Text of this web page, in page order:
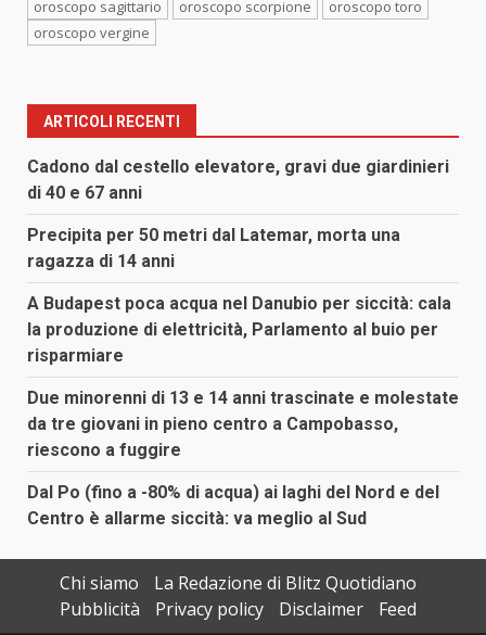
oroscopo sagittario
oroscopo scorpione
oroscopo toro
oroscopo vergine
ARTICOLI RECENTI
Cadono dal cestello elevatore, gravi due giardinieri
di 40 e 67 anni
Precipita per 50 metri dal Latemar, morta una
ragazza di 14 anni
A Budapest poca acqua nel Danubio per siccità: cala
la produzione di elettricità, Parlamento al buio per
risparmiare
Due minorenni di 13 e 14 anni trascinate e molestate
da tre giovani in pieno centro a Campobasso,
riescono a fuggire
Dal Po (fino a -80% di acqua) ai laghi del Nord e del
Centro è allarme siccità: va meglio al Sud
Chi siamo
La Redazione di Blitz Quotidiano
Pubblicità
Privacy policy Disclaimer Feed